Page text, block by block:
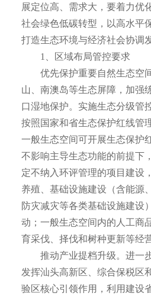
展定位高、需求大，要着力优
社会绿色低碳转型，以高水平
打造生态环境与经济社会协调
1、区域布局管控要求
优先保护重要自然生态空
山、南澳岛等生态屏障，加强
口湿地保护。实施生态分级管
按照国家和省生态保护红线管
一般生态空间可开展生态保护
不影响主导生态功能的前提下
定不纳入环评管理的项目建设
养殖、基础设施建设（含能源
防灾减灾等各类基础设施建设
动；一般生态空间内的人工商
育采伐、择伐和树种更新等经
推动产业提档升级。进一步
发挥汕头高新区、综合保税区
验区核心引领作用，利用建设